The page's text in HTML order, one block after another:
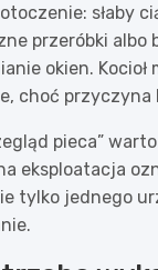
słaby
przeróbki albo
okien. Kocioł
choć przyczyna
pieca”
eksploatacja
tylko jednego